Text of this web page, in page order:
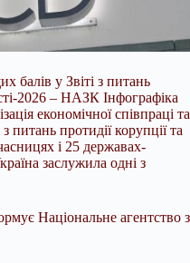
балів у Звіті з питань
2026 – НАЗК Інфографіка
економічної співпраці та
протидії корупції та
і 25 державах-
заслужила одні з
Національне агентство з